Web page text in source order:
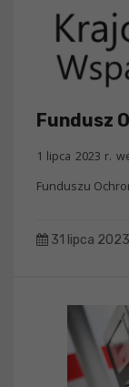
Fundusz
1 lipca 2023 r.
Funduszu
31 lipca 2023